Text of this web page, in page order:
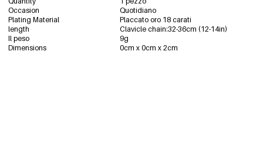
Occasion
Quotidiano
Plating Material
Placcato oro 18 carati
length
Clavicle chain:32-36cm (12-14in)
Il peso
9g
Dimensions
0cm x 0cm x 2cm